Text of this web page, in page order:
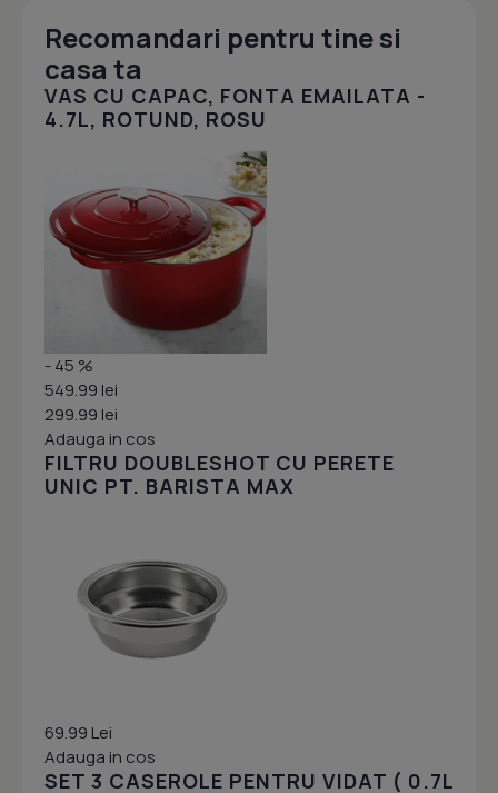
Recomandari pentru tine si
casa ta
VAS CU CAPAC, FONTA EMAILATA -
4.7L, ROTUND, ROSU
- 45 %
549.99 lei
299.99 lei
Adauga in cos
FILTRU DOUBLESHOT CU PERETE
UNIC PT. BARISTA MAX
69.99 Lei
Adauga in cos
SET 3 CASEROLE PENTRU VIDAT ( 0.7L